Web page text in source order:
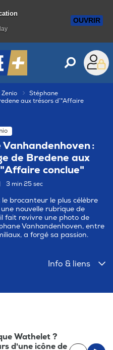
OUVRIR
Stéphane
aux trésors d’"Affaire
:
de Bredene aux
conclue"
3 min 25 sec
brocanteur le plus célèbre
nouvelle rubrique de
fait revivre une photo de
Vanhandenhoven, entre
a forgé sa passion.
Info & liens
Wathelet ?
d'une icône de